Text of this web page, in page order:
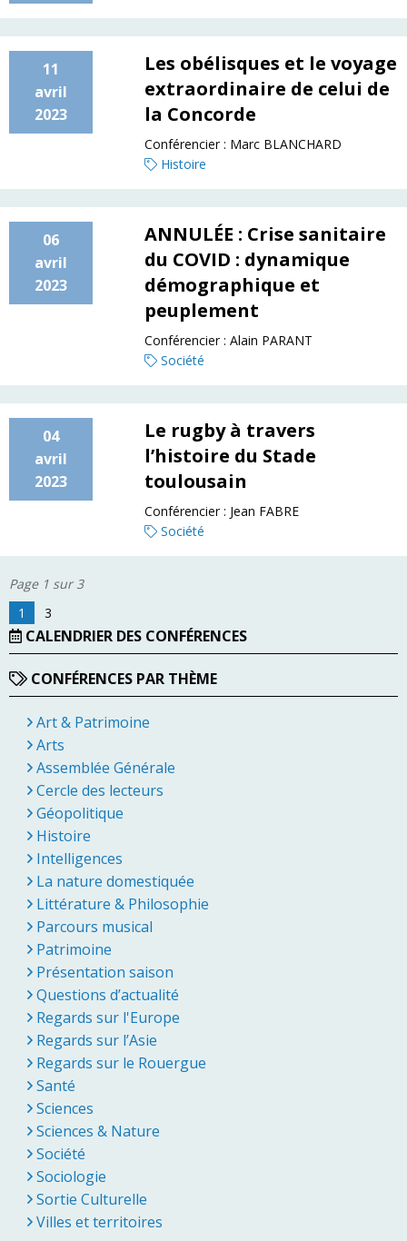
11
avril
2023
Les obélisques et le voyage
extraordinaire de celui de
la Concorde
Conférencier : Marc BLANCHARD
Histoire
06
avril
2023
ANNULÉE : Crise sanitaire
du COVID : dynamique
démographique et
peuplement
Conférencier :Alain PARANT
Société
04
avril
2023
Le rugby à travers
l’histoire du Stade
toulousain
Conférencier : Jean FABRE
Société
Page 1 sur 3
1
3
CALENDRIER DES CONFÉRENCES
CONFÉRENCES PAR THÈME
Art & Patrimoine
Arts
Assemblée Générale
Cercle des lecteurs
Géopolitique
Histoire
Intelligences
La nature domestiquée
Littérature & Philosophie
Parcours musical
Patrimoine
Présentation saison
Questions d’actualité
Regards sur l'Europe
Regards sur l’Asie
Regards sur le Rouergue
Santé
Sciences
Sciences & Nature
Société
Sociologie
Sortie Culturelle
Villes et territoires